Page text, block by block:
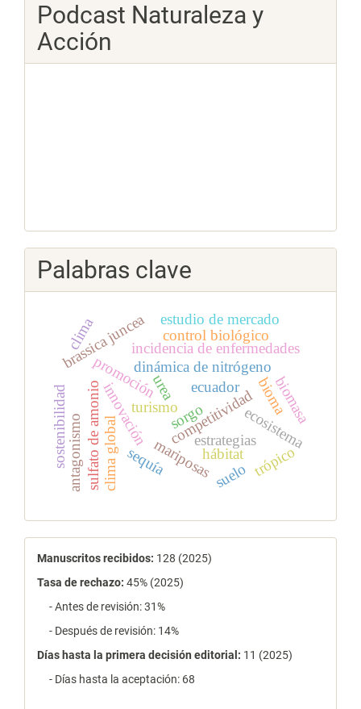
Podcast Naturaleza y
Acción
Palabras clave
turismocompetitividad
promoción
estrategias
innovación
dinámica de nitrógeno
sulfato de amonio urea
sorgo
incidencia de enfermedades
clima global
ecuador
hábitat
mariposas
ecosistema
sequía suelo
control biológico
antagonismo
brassica juncea
sostenibilidad biomasa
clima
trópico
bioma
estudio de mercado
estadísticas
Manuscritos recibidos: 128 (2025)
Tasa de rechazo: 45% (2025)
- Antes de revisión: 31%
- Después de revisión: 14%
Días hasta la primera decisión editorial: 11 (2025)
- Días hasta la aceptación: 68